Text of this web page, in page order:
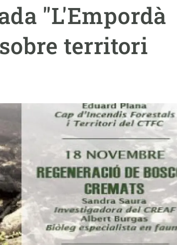
"L'Empordà
territori
PF
ERC
internes
Fes ciència amb nosaltres
Materials educatius
COL·LABORA